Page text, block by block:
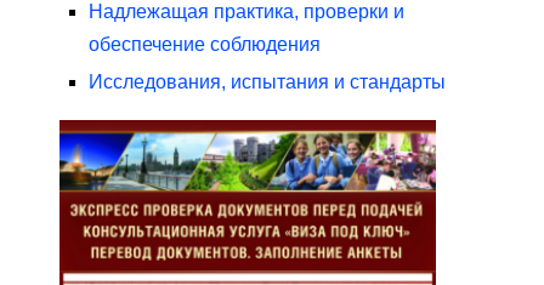
Надлежащая практика, проверки и
обеспечение соблюдения
Исследования, испытания и стандарты